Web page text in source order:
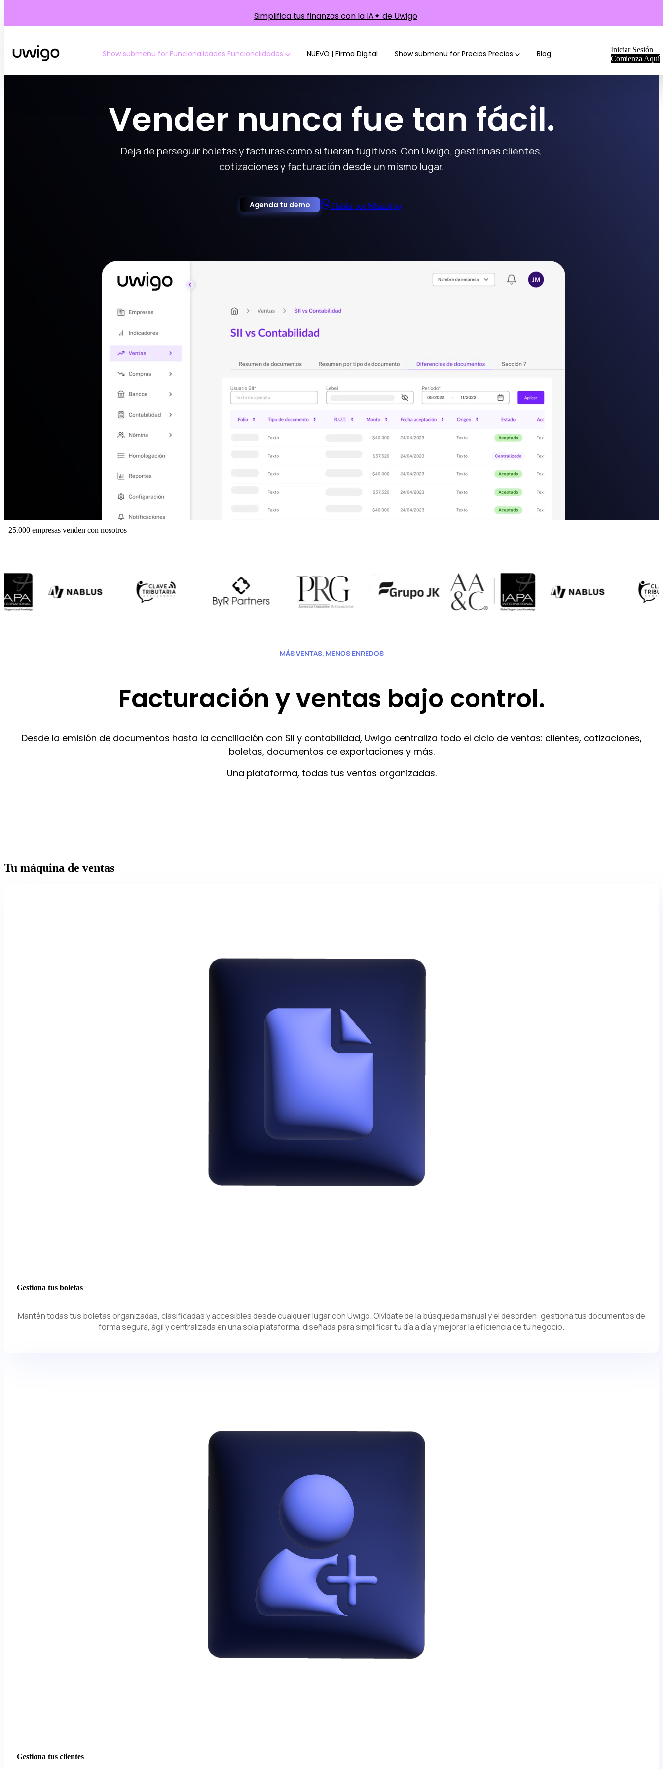
Simplifica tus finanzas con la IA✦ de Uwigo
Show submenu for Funcionalidades Funcionalidades NUEVO | Firma Digital Show submenu for Precios Precios Blog
Iniciar Sesión
Comienza Aquí
Vender nunca fue tan fácil.
Deja de perseguir boletas y facturas como si fueran fugitivos. Con Uwigo, gestionas clientes,
cotizaciones y facturación desde un mismo lugar.
Agenda tu demo Hablar por WhatsApp
+25.000 empresas venden con nosotros
MÁS VENTAS, MENOS ENREDOS
Facturación y ventas bajo control.
Desde la emisión de documentos hasta la conciliación con SII y contabilidad, Uwigo centraliza todo el ciclo de ventas: clientes, cotizaciones,
boletas, documentos de exportaciones y más.
Una plataforma, todas tus ventas organizadas.
Tu máquina de ventas
Gestiona tus boletas
Mantén todas tus boletas organizadas, clasificadas y accesibles desde cualquier lugar con Uwigo. Olvídate de la búsqueda manual y el desorden: gestiona tus documentos de
forma segura, ágil y centralizada en una sola plataforma, diseñada para simplificar tu día a día y mejorar la eficiencia de tu negocio.
Gestiona tus clientes